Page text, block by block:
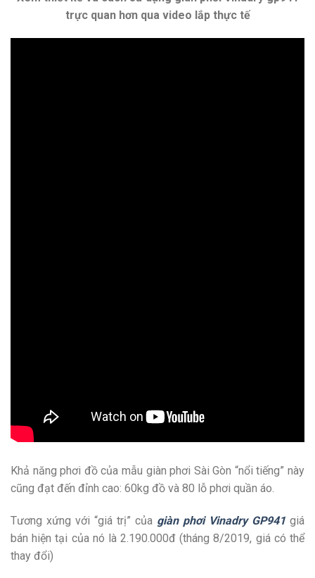
trực quan hơn qua video lắp thực tế
Khả năng phơi đồ của mẫu giàn phơi Sài Gòn “nổi tiếng” này
cũng đạt đến đỉnh cao: 60kg đồ và 80 lỗ phơi quần áo.
Tương xứng với “giá trị” của giàn phơi Vinadry GP941 giá
bán hiện tại của nó là 2.190.000đ (tháng 8/2019, giá có thể
thay đổi)